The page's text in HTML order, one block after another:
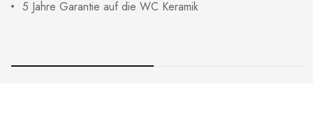
5 Jahre Garantie auf die WC Keramik